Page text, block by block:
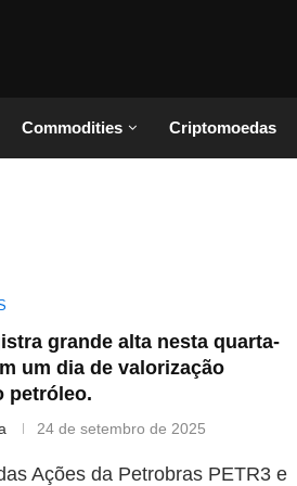
Commodities Criptomoedas
grande alta nesta quarta-
um dia de valorização
petróleo.
24 de setembro de 2025
Ações da Petrobras PETR3 e